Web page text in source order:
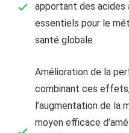
apportant des acides
essentiels pour le
santé globale.
Amélioration de la
combinant ces
l’augmentation de la
moyen efficace